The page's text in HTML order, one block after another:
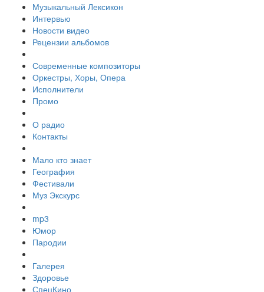
Музыкальный Лексикон
Интервью
Новости видео
Рецензии альбомов
Современные композиторы
Оркестры, Хоры, Опера
Исполнители
Промо
О радио
Контакты
Мало кто знает
География
Фестивали
Муз Экскурс
mp3
Юмор
Пародии
Галерея
Здоровье
СпецКино